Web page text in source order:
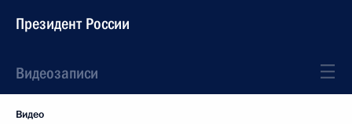
Президент России
Видеозаписи
Видео